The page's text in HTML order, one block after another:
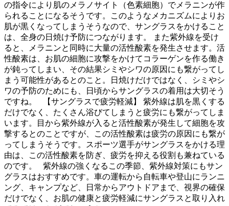
の指令により肌のメラノサイト（色素細胞）でメラニンが作
られることになるそうです。このようなメカニズムによりお
肌が黒くなってしまうそうなので、サングラスをかけること
は、全身の日焼け予防につながります。 また紫外線を受け
ると、メラニンと同時に大量の活性酸素を発生させます。活
性酸素は、お肌の細胞に攻撃をかけてコラーゲンを作る働き
が鈍ってしまい、その結果シミやシワの原因にも繋がってし
まう可能性があるとのこと。日焼けだけではなく、シミやシ
ワの予防のためにも、日頃からサングラスの着用は大切そう
ですね。 【サングラスで疲労軽減】 紫外線は肌を黒くする
だけでなく、たくさん浴びてしまうと疲労にも繋がってしま
います。目から紫外線が入ると活性酸素が発生して細胞を攻
撃するとのことですが、この活性酸素は疲労の原因にも繋が
ってしまうそうです。スポーツ選手がサングラスをかける理
由は、この活性酸素を防ぎ、疲労を抑える役割も兼ねている
のです。 紫外線の強くなるこの季節、紫外線対策にもサン
グラスはおすすめです。車の運転から自転車や登山にランニ
ング、キャンプなど、日常からアウトドアまで、視界の確保
だけでなく、お肌の健康と疲労軽減にサングラスと取り入れ